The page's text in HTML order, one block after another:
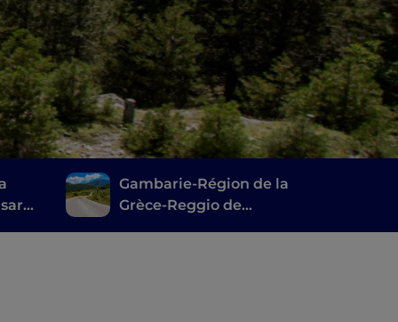
:
Gambarie-Région de la
Grèce-Reggio de